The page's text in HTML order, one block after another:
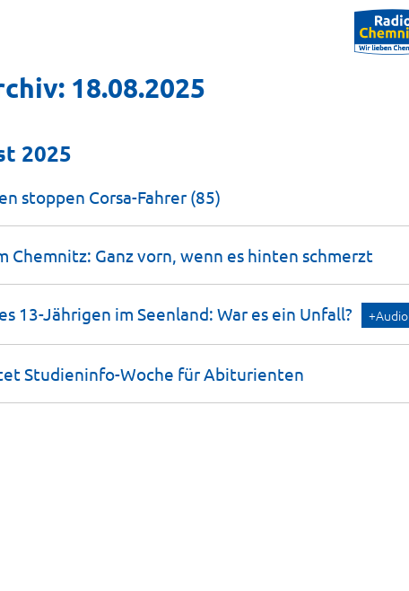
18.08.2025
2025
stoppen Corsa-Fahrer (85)
Chemnitz: Ganz vorn, wenn es hinten schmerzt
13-Jährigen im Seenland: War es ein Unfall? +Audio
Studieninfo-Woche fürAbiturienten